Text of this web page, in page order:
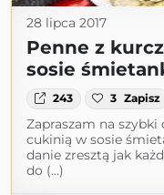
28 lipca 2017
Penne z
sosie
243 3 Zapisz
Zapraszam na
cukinią w sosie
danie zresztą jak
do (...)